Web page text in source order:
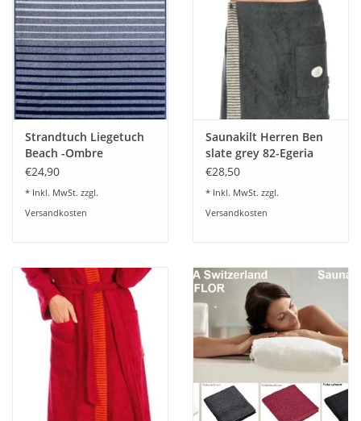
Standard 100 zertifiziert (Prüfnummer: 09.0.67812).
Dazu passend finden Sie das
Saunatuch in der Größe 75x180
cmin unserem Onlineshop unter der Rubrik Saunatücher.
Strandtuch Liegetuch
Beach -Ombre
€24,90
* Inkl. MwSt. zzgl.
Versandkosten
Saunakilt Herren Ben
slate grey 82-Egeria
€28,50
* Inkl. MwSt. zzgl.
Versandkosten